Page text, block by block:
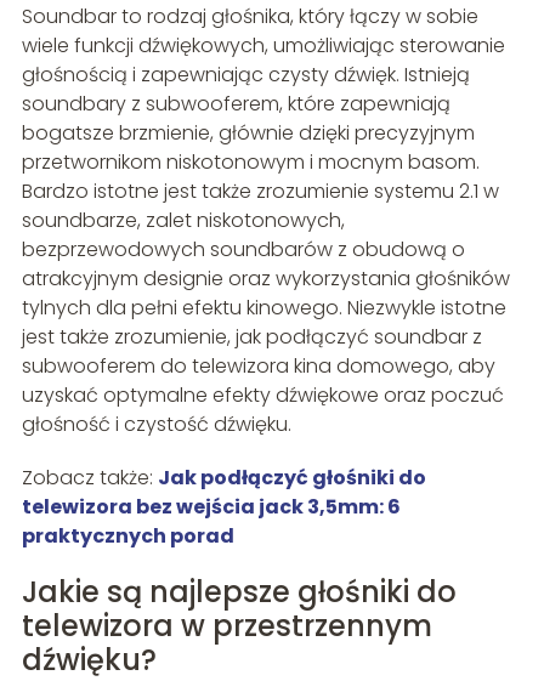
Soundbar to rodzaj głośnika, który łączy w sobie
wiele funkcji dźwiękowych, umożliwiając sterowanie
głośnością i zapewniając czysty dźwięk. Istnieją
soundbary z subwooferem, które zapewniają
bogatsze brzmienie, głównie dzięki precyzyjnym
przetwornikom niskotonowym i mocnym basom.
Bardzo istotne jest także zrozumienie systemu 2.1 w
soundbarze, zalet niskotonowych,
bezprzewodowych soundbarów z obudową o
atrakcyjnym designie oraz wykorzystania głośników
tylnych dla pełni efektu kinowego. Niezwykle istotne
jest także zrozumienie, jak podłączyć soundbar z
subwooferem do telewizora kina domowego, aby
uzyskać optymalne efekty dźwiękowe oraz poczuć
głośność i czystość dźwięku.
Zobacz także: Jak podłączyć głośniki do
telewizora bez wejścia jack 3,5mm: 6
praktycznych porad
Jakie są najlepsze głośniki do
telewizora w przestrzennym
dźwięku?